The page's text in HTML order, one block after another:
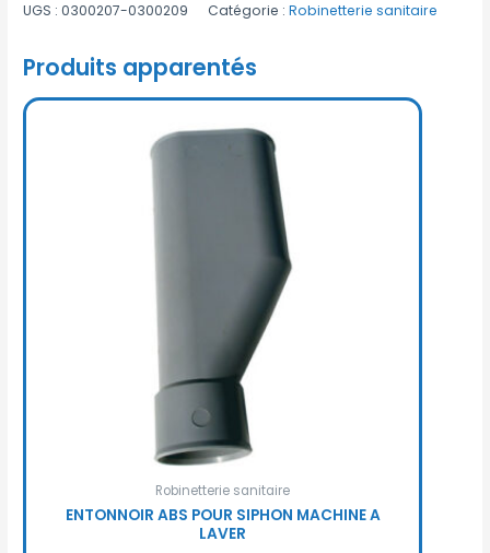
UGS :0300207-0300209 Catégorie :Robinetterie sanitaire
Produits apparentés
Robinetterie sanitaire
ENTONNOIR ABS POUR SIPHON MACHINE A
LAVER